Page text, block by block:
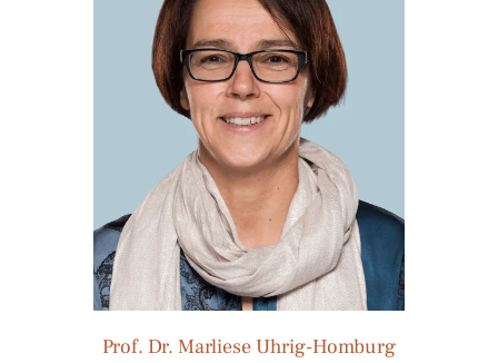
Prof. Dr. Marliese Uhrig-Homburg